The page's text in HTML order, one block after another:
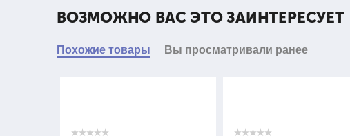
- Резервуар с ванной и крышкой
- Стержень
ВОЗМОЖНО ВАС ЭТО ЗАИНТЕРЕСУЕТ
Похожие товары Вы просматривали ранее